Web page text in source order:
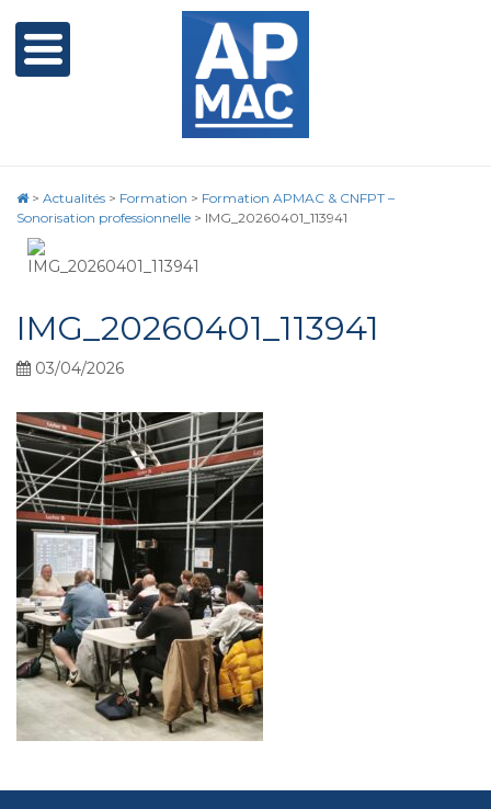
> Actualités > Formation > Formation APMAC & CNFPT –
Sonorisation professionnelle > IMG_20260401_113941
IMG_20260401_113941
03/04/2026